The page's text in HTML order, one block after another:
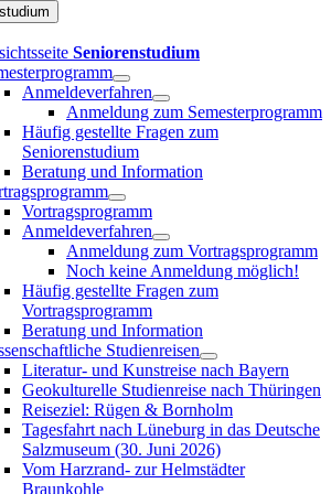
Seniorenstudium
Anmeldeverfahren
Anmeldung zum Semesterprogramm
Häufig gestellte Fragen zum
Seniorenstudium
Beratung und Information
Vortragsprogramm
Anmeldeverfahren
Anmeldung zum Vortragsprogramm
Noch keine Anmeldung möglich!
Häufig gestellte Fragen zum
Vortragsprogramm
Beratung und Information
Studienreisen
Literatur- und Kunstreise nach Bayern
Geokulturelle Studienreise nach Thüringen
Reiseziel: Rügen & Bornholm
Tagesfahrt nach Lüneburg in das Deutsche
Salzmuseum (30. Juni 2026)
Vom Harzrand- zur Helmstädter
Braunkohle